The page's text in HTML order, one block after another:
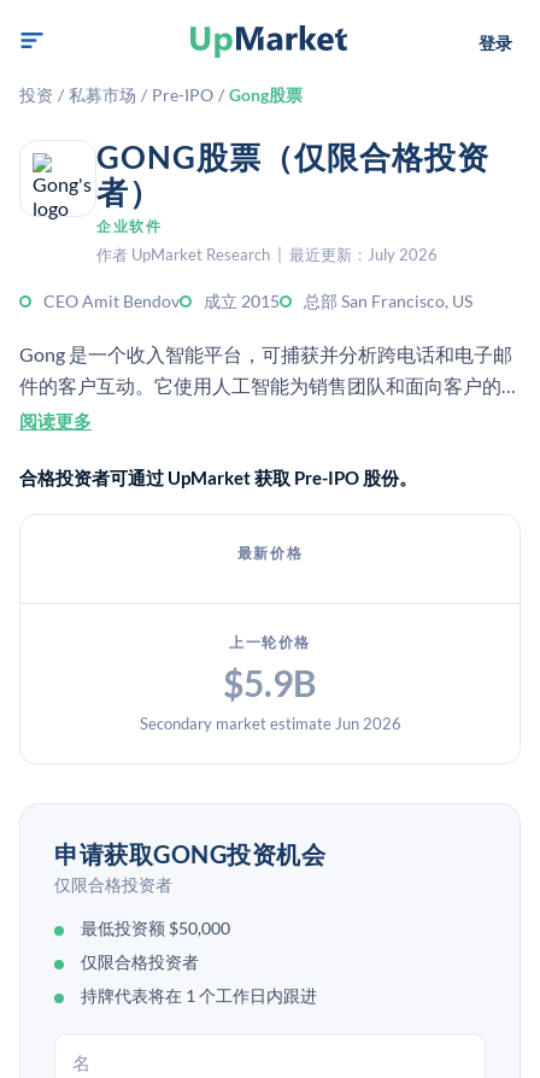
登录
投资 / 私募市场 / Pre-IPO / Gong股票
GONG股票（仅限合格投资
者）
企业软件
作者 UpMarket Research | 最近更新：July 2026
CEO Amit Bendov 成立 2015 总部 San Francisco, US
Gong 是一个收入智能平台，可捕获并分析跨电话和电子邮
件的客户互动。它使用人工智能为销售团队和面向客户的组
织提供交易、市场和辅导洞察。[1][2]
阅读更多
合格投资者可通过 UpMarket 获取 Pre-IPO 股份。
最新价格
上一轮价格
$5.9B
Secondary market estimate Jun 2026
申请获取GONG投资机会
仅限合格投资者
最低投资额 $50,000
仅限合格投资者
持牌代表将在 1 个工作日内跟进